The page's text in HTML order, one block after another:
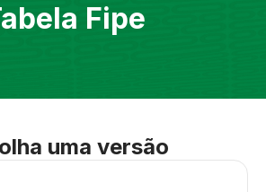
Fipe
uma versão